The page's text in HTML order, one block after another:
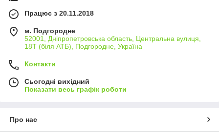
Працює з 20.11.2018
м. Подгородне
52001, Дніпропетровська область, Центральна вулиця,
18Т (біля АТБ), Подгородне, Україна
Контакти
Сьогодні вихідний
Показати весь графік роботи
Про нас